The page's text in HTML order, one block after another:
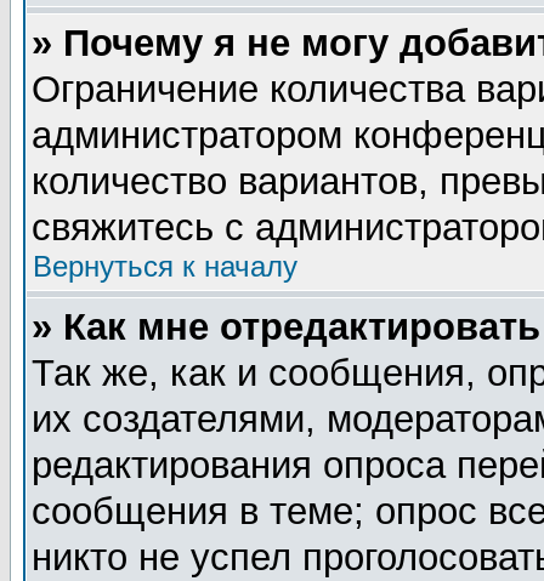
» Почему я не могу
Ограничение количества
администратором
количество вариантов,
свяжитесь с
Вернуться к началу
» Как мне
Так же, как и сообщения,
их создателями,
редактирования опроса
сообщения в теме; опрос
никто не успел